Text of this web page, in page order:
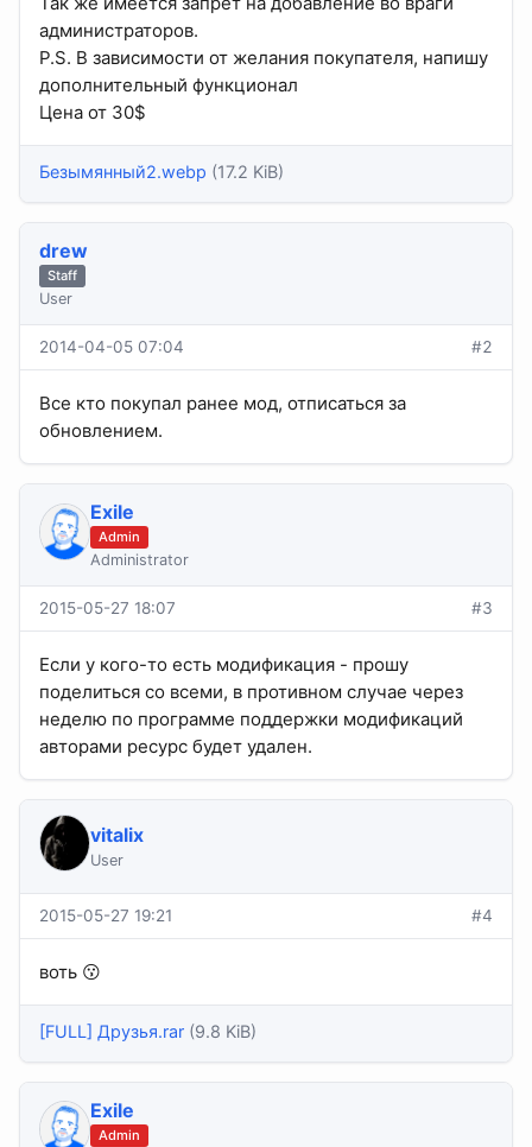
администраторов.
P.S. В зависимости от желания покупателя, напишу
дополнительный функционал
Цена от 30$
Безымянный2.webp (17.2 KiB)
drew
Staff
User
2014-04-05 07:04 #2
Все кто покупал ранее мод, отписаться за
обновлением.
Exile
Admin
Administrator
2015-05-27 18:07 #3
Если у кого-то есть модификация - прошу
поделиться со всеми, в противном случае через
неделю по программе поддержки модификаций
авторами ресурс будет удален.
vitalix
User
2015-05-27 19:21 #4
воть 😗
[FULL] Друзья.rar (9.8 KiB)
Exile
Admin